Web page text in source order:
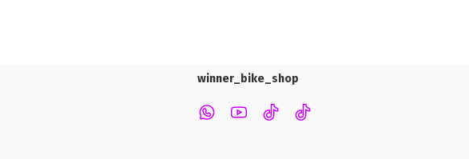
winner_bike_shop